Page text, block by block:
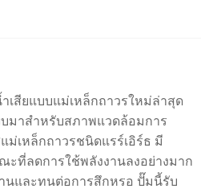
สียแบบแม่เหล็กถาวรใหม่ล่าสุด
มาสำหรับสภาพแวดล้อมการ
ม่เหล็กถาวรชนิดแรร์เอิร์ธ มี
ะที่ลดการใช้พลังงานลงอย่างมาก
นและทนต่อการสึกหรอ ปั๊มนี้รับ